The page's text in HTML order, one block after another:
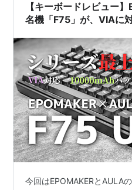
【キーボードレビュー
名機「F75」が、VIAに
今回はEPOMAKERとAULA